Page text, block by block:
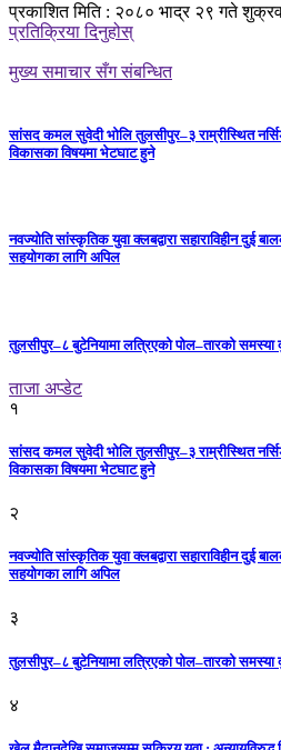
प्रकाशित मिति : २०८० भाद्र २९ गते
प्रतिक्रिया दिनुहोस्
मुख्य समाचार सँग संबन्धित
सांसद कमल सुवेदी भोलि तुलसीपुर–३ राम्रीस्थित
विकासका विषयमा भेटघाट हुने
नवज्योति सांस्कृतिक युवा क्लबद्वारा सहाराविहीन दुई
सहयोगका लागि अपिल
तुलसीपुर–८ बुटेनियामा लत्रिएको पोल–तारको समस्या
ताजा अप्डेट
१
सांसद कमल सुवेदी भोलि तुलसीपुर–३ राम्रीस्थित
विकासका विषयमा भेटघाट हुने
२
नवज्योति सांस्कृतिक युवा क्लबद्वारा सहाराविहीन दुई
सहयोगका लागि अपिल
३
तुलसीपुर–८ बुटेनियामा लत्रिएको पोल–तारको समस्या
४